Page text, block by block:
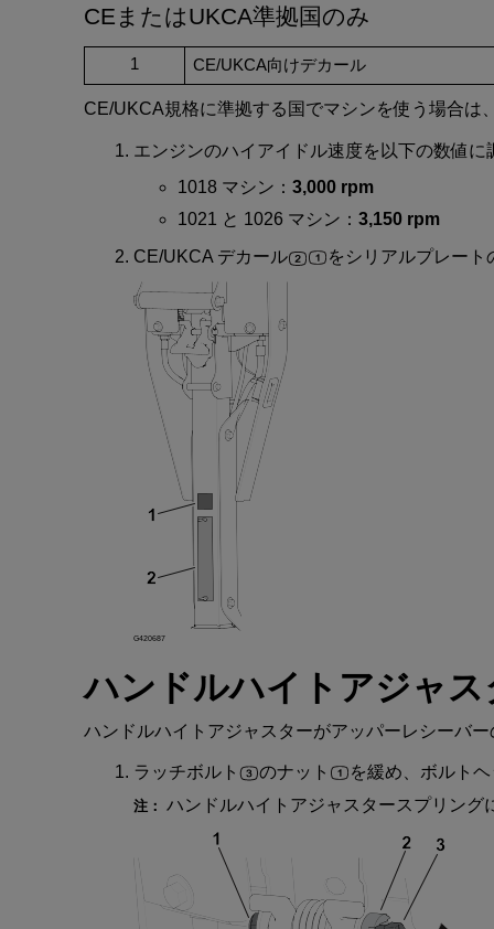
CE またはUKCA準拠国のみ
1 CE/UKCA向けデカール
CE/UKCA規格に準拠する 国 でマシンを使 う 場合は
エンジンのハイアイドル速度を 以下の数値に
1018 マシン ： 3,000 rpm
1021 と 1026 マシン ： 3,150 rpm
CE/UKCA デカール を シリアルプレート
G420687
ハンドルハイトアジャス
ハンドルハイトアジャスターがアッパーレシーバー
ラッチボルト のナット を緩め ボルト
注： ハンドルハイトアジャスタースプリング